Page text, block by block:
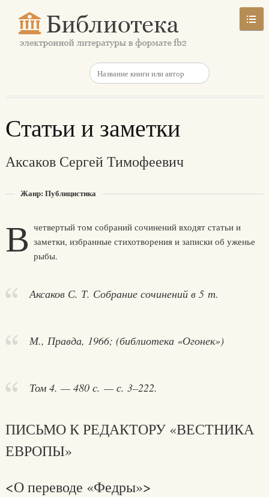
Статьи и заметки
Аксаков Сергей Тимофеевич
Жанр: Публицистика
В четвертый том собраний сочинений входят статьи и
заметки, избранные стихотворения и записки об уженье
рыбы.
Аксаков С. Т. Собрание сочинений в 5 т.
М., Правда, 1966; (библиотека «Огонек»)
Том 4. — 480 с. — с. 3–222.
ПИСЬМО К РЕДАКТОРУ «ВЕСТНИКА
ЕВРОПЫ»
<О переводе «Федры»>